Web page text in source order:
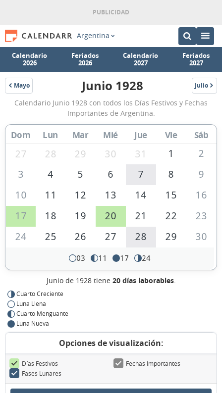
Argentina
Calendario
2026
Feriados
2026
Calendario
2027
Feriados
2027
Mayo
1928
Calendario
Junio
1928
de
Argentina
Junio 1928 Julio
1928
Calendario Junio 1928 con todos los Días Festivos y Fechas
Importantes de Argentina.
Dom Lun Mar Mié Jue Vie Sáb
27 28 29 30 31 1
2
3
4 5 6 7 8
9
10
11 12 13 14 15
16
17
18 19 20 21 22
23
24
25 26 27 28 29 30
03 11 17 24
Junio de 1928 tiene 20 días laborables.
Cuarto Creciente
Luna Llena
Cuarto Menguante
Luna Nueva
Opciones de visualización:
Días Festivos
Fechas Importantes
Fases Lunares